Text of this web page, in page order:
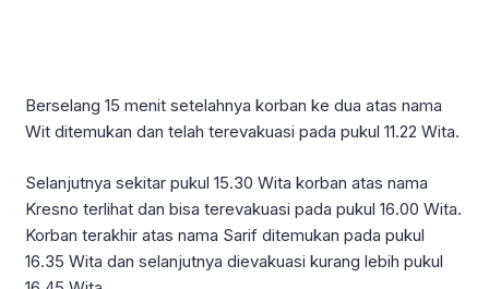
Berselang 15 menit setelahnya korban ke dua atas nama
Wit ditemukan dan telah terevakuasi pada pukul 11.22 Wita.
Selanjutnya sekitar pukul 15.30 Wita korban atas nama
Kresno terlihat dan bisa terevakuasi pada pukul 16.00 Wita.
Korban terakhir atas nama Sarif ditemukan pada pukul
16.35 Wita dan selanjutnya dievakuasi kurang lebih pukul